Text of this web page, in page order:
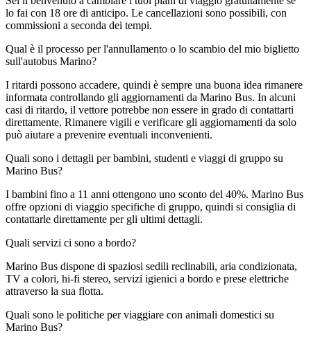
lo fai con 18 ore di anticipo. Le cancellazioni sono possibili, con
commissioni a seconda dei tempi.
Qual è il processo per l'annullamento o lo scambio del mio biglietto
sull'autobus Marino?
I ritardi possono accadere, quindi è sempre una buona idea rimanere
informata controllando gli aggiornamenti da Marino Bus. In alcuni
casi di ritardo, il vettore potrebbe non essere in grado di contattarti
direttamente. Rimanere vigili e verificare gli aggiornamenti da solo
può aiutare a prevenire eventuali inconvenienti.
Quali sono i dettagli per bambini, studenti e viaggi di gruppo su
Marino Bus?
I bambini fino a 11 anni ottengono uno sconto del 40%. Marino Bus
offre opzioni di viaggio specifiche di gruppo, quindi si consiglia di
contattarle direttamente per gli ultimi dettagli.
Quali servizi ci sono a bordo?
Marino Bus dispone di spaziosi sedili reclinabili, aria condizionata,
TV a colori, hi-fi stereo, servizi igienici a bordo e prese elettriche
attraverso la sua flotta.
Quali sono le politiche per viaggiare con animali domestici su
Marino Bus?